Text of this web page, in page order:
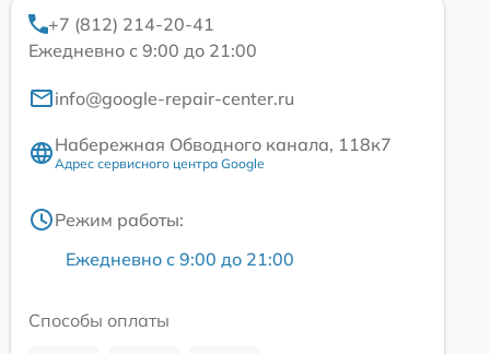
+7 (812) 214-20-41
Ежедневно с 9:00 до 21:00
info@google-repair-center.ru
Набережная Обводного канала, 118к7
Адрес сервисного центра Google
Режим работы:
Ежедневно с 9:00 до 21:00
Способы оплаты